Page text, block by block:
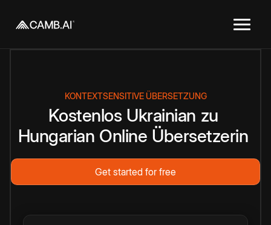
KONTEXTSENSITIVE ÜBERSETZUNG
Kostenlos Ukrainian zu
Hungarian Online Übersetzerin
Get started for free